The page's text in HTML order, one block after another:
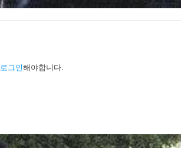
로그인해야합니다.